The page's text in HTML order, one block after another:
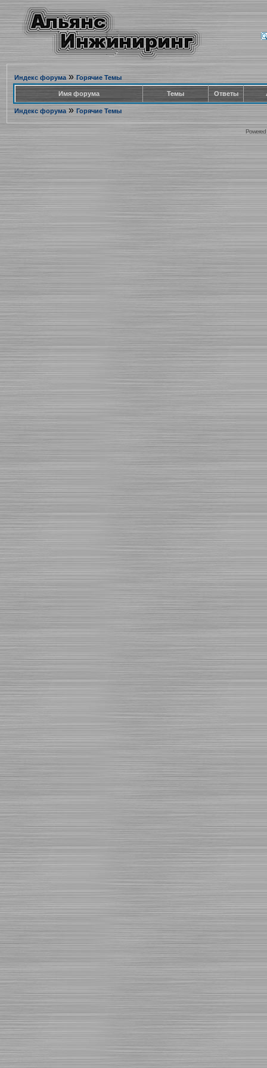
Индекс форума» Горячие Темы
Имя форума Темы Ответы
Индекс форума» Горячие Темы